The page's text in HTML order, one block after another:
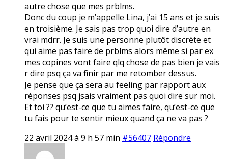
autre chose que mes prblms.
Donc du coup je m’appelle Lina, j’ai 15 ans et je suis
en troisième. Je sais pas trop quoi dire d’autre en
vrai mdrr. Je suis une personne plutôt discrète et
qui aime pas faire de prblms alors même si par ex
mes copines vont faire qlq chose de pas bien je vais
r dire psq ça va finir par me retomber dessus.
Je pense que ça sera au feeling par rapport aux
réponses psq jsais vraiment pas quoi dire sur moi.
Et toi ?? qu’est-ce que tu aimes faire, qu’est-ce que
tu fais pour te sentir mieux quand ça ne va pas ?
22 avril 2024 à 9 h 57 min #56407 Répondre